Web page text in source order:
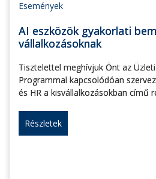
Események
AI eszközök gyakorlati
vállalkozásoknak
Tisztelettel meghívjuk Önt az
Programmal kapcsolódóan
és HR a kisvállalkozásokban című
Részletek